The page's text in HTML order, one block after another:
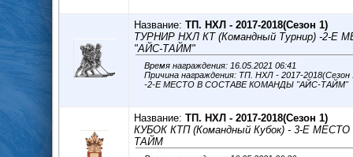
Название: ТП. НХЛ - 2017-2018(Сезон 1)
ТУРНИР НХЛ КТ (Командный Турнир) -2-
"АЙС-ТАЙМ"
Время награждения: 16.05.2021 06:41
Причина награждения: ТП. НХЛ - 2017-2018(Сезон 1) ТУРНИР НХЛ КТ (Командный
-2-Е МЕСТО В СОСТАВЕ КОМАНДЫ "АЙС-ТАЙМ"
Название: ТП. НХЛ - 2017-2018(Сезон 1)
КУБОК КТП (Командный Кубок) - 3-Е
ТАЙМ